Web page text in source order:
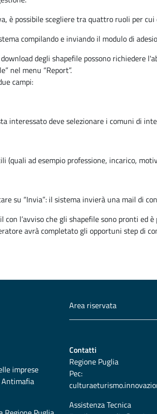
è possibile scegliere tra quattro ruoli per
compilando e inviando il modulo di
degli shapefile possono richiedere
nel menu “Report”.
campi:
interessato deve selezionare i comuni di
(quali ad esempio professione, incarico,
su “Invia”: il sistema invierà una mail di
l’avviso che gli shapefile sono pronti ed
avrà completato gli opportuni step di
Area riservata
imprese
Contatti
Regione Puglia
Pec:
Assistenza Tecnica